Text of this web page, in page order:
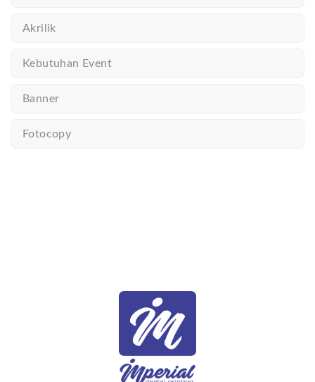
Akrilik
Kebutuhan Event
Banner
Fotocopy